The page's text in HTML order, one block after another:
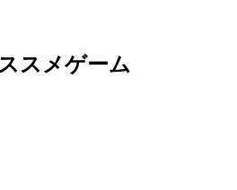
スメゲーム